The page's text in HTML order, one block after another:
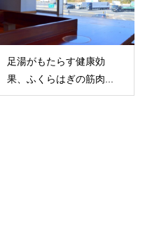
足湯がもたらす健康効
果、ふくらはぎの筋肉...